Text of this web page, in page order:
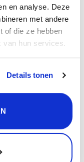
en analyse. Deze
met andere
of die ze hebben
van hun services.
Details tonen
van de kraan
met een
in het
Hierdoor is de